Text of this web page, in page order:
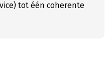
tot één coherente